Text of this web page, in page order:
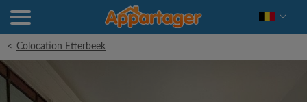
< Colocation Etterbeek